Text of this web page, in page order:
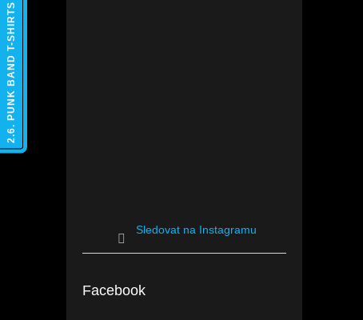
Sledovat na Instagramu
Facebook
2.6. PUNK BAND T-SHIRTS